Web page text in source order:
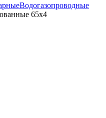
Водогазопроводные
65х4